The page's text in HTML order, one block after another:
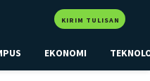
KIRIM TULISAN
EKONOMI